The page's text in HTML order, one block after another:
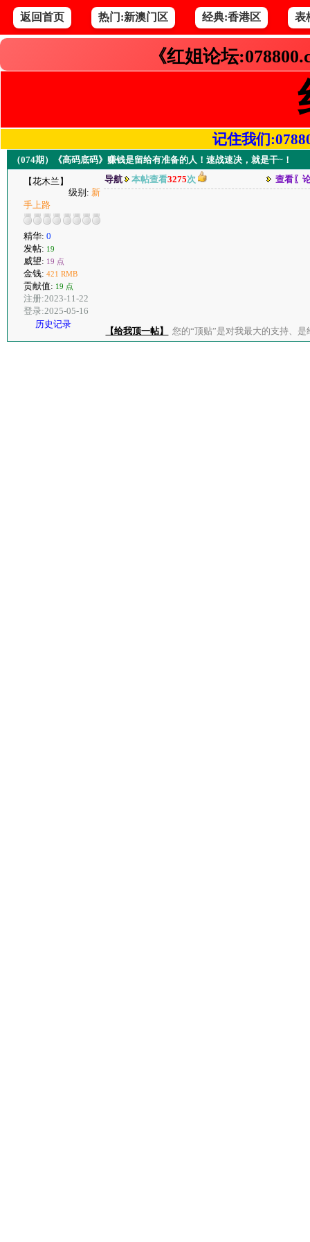
返回首页 热门:新澳门区 经典:香港区 表
《红姐论坛
记住我们
（074期）《高码底码》赚钱是留给有准备的人！速战速决，就是干~！
【花木兰】
级别: 新
手上路
精华: 0
发帖: 19
威望: 19 点
金钱: 421 RMB
贡献值: 19 点
注册:2023-11-22
登录:2025-05-16
历史记录
导航 本帖查看3275次 查看〖
【给我顶一帖】 您的“顶贴”是对我最大的支持、